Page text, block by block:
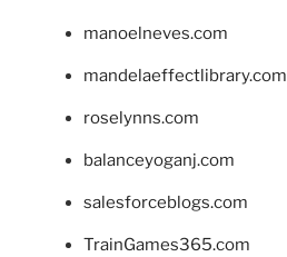
manoelneves.com
mandelaeffectlibrary.com
roselynns.com
balanceyoganj.com
salesforceblogs.com
TrainGames365.com